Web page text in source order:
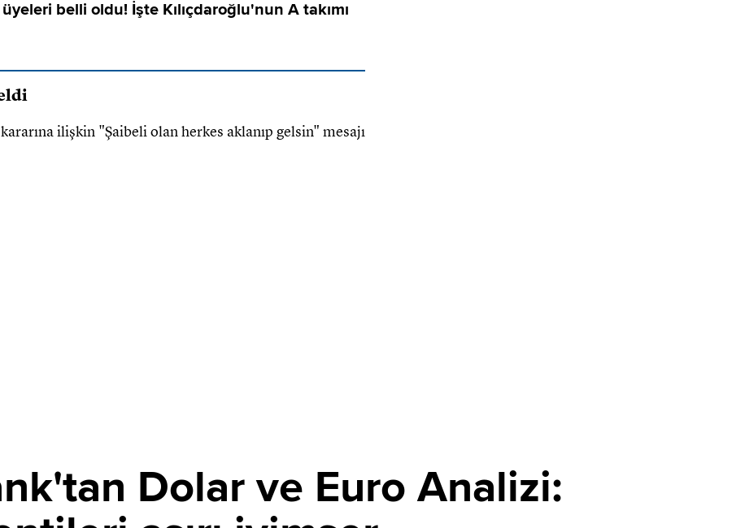
belli oldu! İşte Kılıçdaroğlu'nun A takımı
ilişkin "Şaibeli olan herkes aklanıp gelsin" mesajı
Dolar ve Euro Analizi: